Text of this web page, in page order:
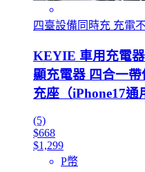
四臺設備同時充 充電
KEYIE 車用充電
顯充電器 四合一
充座（iPhone17通
(5)
$668
$1,299
P幣